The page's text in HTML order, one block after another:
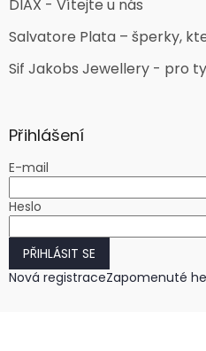
DIAX - Vítejte u nás
Salvatore Plata – šperky,
Sif Jakobs Jewellery - pro
Přihlášení
E-mail
Heslo
PŘIHLÁSIT SE
Nová registraceZapomenuté